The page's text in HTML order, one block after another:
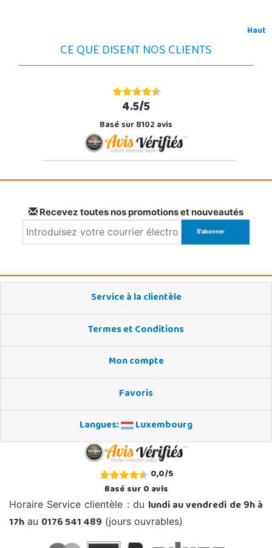
Haut
CE QUE DISENT NOS CLIENTS
4.5/5
Basé sur 8102 avis
Recevez toutes nos promotions et nouveautés
Service à la clientèle
Termes et Conditions
Mon compte
Favoris
Langues:
Luxembourg
0,0/5
Basé sur0avis
Horaire Service clientèle : du lundi au vendredi de 9h à
17h au 0176 541 489 (jours ouvrables)